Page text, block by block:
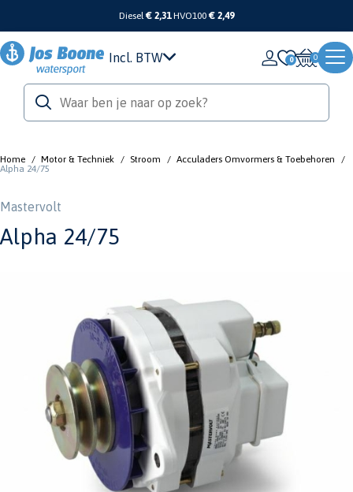
Diesel€ 2,31 HVO100 € 2,49
Incl. BTW 0
Home / Motor & Techniek / Stroom / Acculaders Omvormers & Toebehoren
/
Alpha 24/75
Mastervolt
Alpha 24/75